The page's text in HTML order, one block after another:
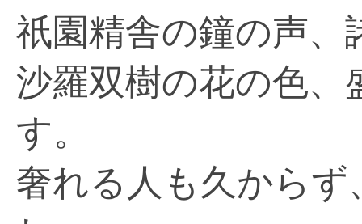
祇園精舎の鐘の声、
沙羅双樹の花の色
す。
奢れる人も久から